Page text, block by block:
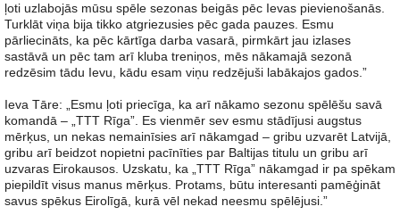
ļoti uzlabojās mūsu spēle sezonas beigās pēc Ievas pievienošanās.
Turklāt viņa bija tikko atgriezusies pēc gada pauzes. Esmu
pārliecināts, ka pēc kārtīga darba vasarā, pirmkārt jau izlases
sastāvā un pēc tam arī kluba treniņos, mēs nākamajā sezonā
redzēsim tādu Ievu, kādu esam viņu redzējuši labākajos gados.”
Ieva Tāre: „Esmu ļoti priecīga, ka arī nākamo sezonu spēlēšu savā
komandā – „TTT Rīga”. Es vienmēr sev esmu stādījusi augstus
mērķus, un nekas nemainīsies arī nākamgad – gribu uzvarēt Latvijā,
gribu arī beidzot nopietni pacīnīties par Baltijas titulu un gribu arī
uzvaras Eirokausos. Uzskatu, ka „TTT Rīga” nākamgad ir pa spēkam
piepildīt visus manus mērķus. Protams, būtu interesanti pamēģināt
savus spēkus Eirolīgā, kurā vēl nekad neesmu spēlējusi.”